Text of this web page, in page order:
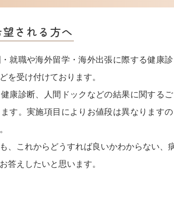
される方へ
就職や海外留学・海外出張に際する健康診
を受け付けております。
康診断、人間ドックなどの結果に関するご
す。実施項目によりお値段は異なりますの
、これからどうすれば良いかわからない、
答えしたいと思います。